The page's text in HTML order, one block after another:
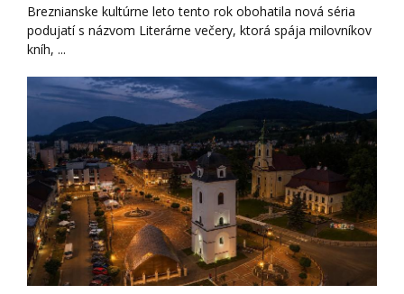
Breznianske kultúrne leto tento rok obohatila nová séria
podujatí s názvom Literárne večery, ktorá spája milovníkov
kníh, ...